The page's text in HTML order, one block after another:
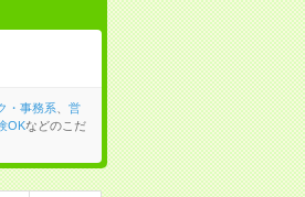
・事務系
営
OKなどのこだ